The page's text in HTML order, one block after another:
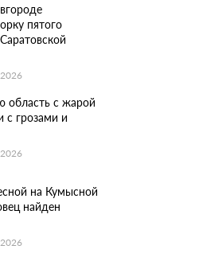
пятого
область с жарой
грозами и
на Кумысной
найден